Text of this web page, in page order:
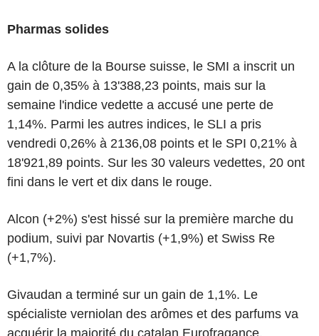
Pharmas solides
A la clôture de la Bourse suisse, le SMI a inscrit un
gain de 0,35% à 13'388,23 points, mais sur la
semaine l'indice vedette a accusé une perte de
1,14%. Parmi les autres indices, le SLI a pris
vendredi 0,26% à 2136,08 points et le SPI 0,21% à
18'921,89 points. Sur les 30 valeurs vedettes, 20 ont
fini dans le vert et dix dans le rouge.
Alcon (+2%) s'est hissé sur la première marche du
podium, suivi par Novartis (+1,9%) et Swiss Re
(+1,7%).
Givaudan a terminé sur un gain de 1,1%. Le
spécialiste verniolan des arômes et des parfums va
acquérir la majorité du catalan Eurofragance.